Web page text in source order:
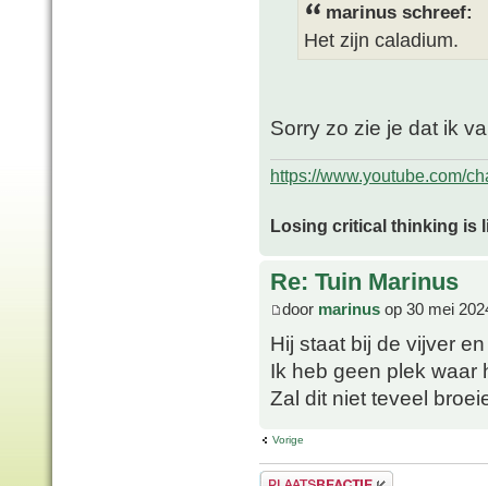
marinus schreef:
Het zijn caladium.
Sorry zo zie je dat ik
https://www.youtube.com/
Losing critical thinking is
Re: Tuin Marinus
door marinus op 30 mei
Hij staat bij de vijver
Ik heb geen plek waar
Zal dit niet teveel
Vorige
Plaats een reactie